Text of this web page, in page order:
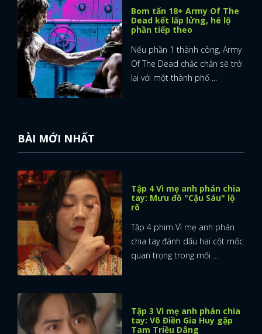
x
ĐĂNG NHẬP
Bom tấn 18+ Army Of The
Dead kết lấp lửng, hé lộ
phần tiếp theo
Nếu phần 1 thành công, Army
Of The Dead chắc chắn sẽ trở
lại với một thành phố ...
BÀI MỚI NHẤT
Tập 4 Vì mẹ anh phán chia
tay: Mưu đồ "Cậu Sáu" lộ
rõ
Tập 4 phim Vì mẹ anh phán
chia tay đánh dấu hai cột mốc
quan trọng trong mối ...
Tập 3 Vì mẹ anh phán chia
tay: Võ Điền Gia Huy gặp
Tam Triều Dâng